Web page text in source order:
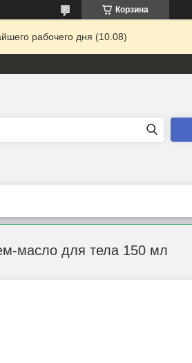
Корзина
рабочего дня (10.08)
масло для тела 150 мл